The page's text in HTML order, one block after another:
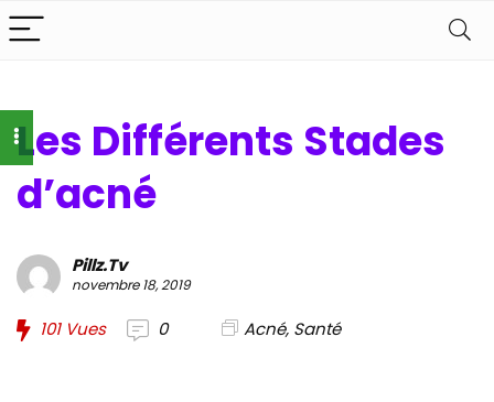
Les Différents Stades
d’acné
Pillz.Tv
novembre 18, 2019
101Vues 0 Acné, Santé